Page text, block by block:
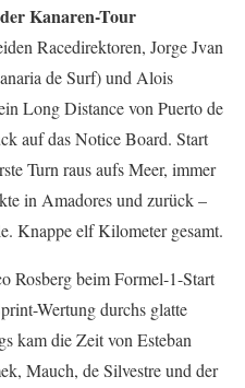
Kanaren-Tour
Racedirektoren, Jorge Jvan
de Surf) und Alois
Long Distance von Puerto de
auf das Notice Board. Start
Turn raus aufs Meer, immer
in Amadores und zurück –
Knappe elf Kilometer gesamt.
Rosberg beim Formel-1-Start
Wertung durchs glatte
kam die Zeit von Esteban
Mauch, de Silvestre und der